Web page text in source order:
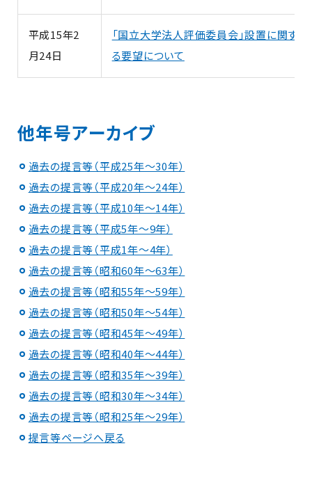
平成15年2
月24日
「国立大学法人評価委員会」設置に関す
る要望について
他年号アーカイブ
過去の提言等（平成25年～30年）
過去の提言等（平成20年～24年）
過去の提言等（平成10年～14年）
過去の提言等（平成5年～9年）
過去の提言等（平成1年～4年）
過去の提言等（昭和60年～63年）
過去の提言等（昭和55年～59年）
過去の提言等（昭和50年～54年）
過去の提言等（昭和45年～49年）
過去の提言等（昭和40年～44年）
過去の提言等（昭和35年～39年）
過去の提言等（昭和30年～34年）
過去の提言等（昭和25年～29年）
提言等ページへ戻る